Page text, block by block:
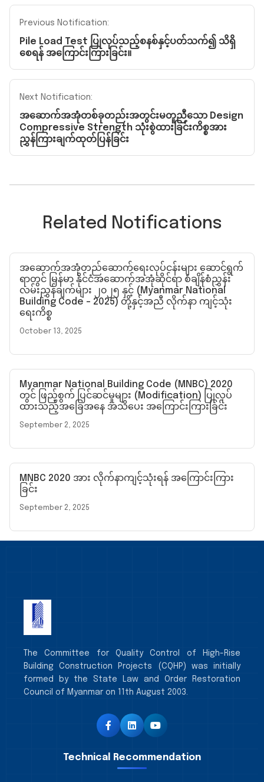
Previous Notification:
Pile Load Test ပြုလုပ်သည့်စနစ်နှင့်ပတ်သက်၍ သိရှိ
စေရန် အကြောင်းကြားခြင်း။
Next Notification:
အဆောက်အအုံတစ်ခုတည်းအတွင်းမတူညီသော Design
Compressive Strength သုံးစွဲထားခြင်းကိစ္စအား
ညွှန်ကြားချက်ထုတ်ပြန်ခြင်း
Related Notifications
အဆောက်အအုံတည်ဆောက်ရေးလုပ်ငန်းများ ဆောင်ရွက်
ရာတွင် မြန်မာ နိုင်ငံအဆောက်အအုံဆိုင်ရာ စံချိန်စံညွှန်း
လမ်းညွှန်ချက်များ ၂၀၂၅ နှင့် (Myanmar National
Building Code – 2025) တို့နှင့်အညီ လိုက်နာ ကျင့်သုံး
ရေးကိစ္စ
October 13, 2025
Myanmar National Building Code (MNBC) 2020
တွင် ဖြည့်စွက် ပြင်ဆင်မှုများ (Modification) ပြုလုပ်
ထားသည့်အခြေအနေ အသိပေး အကြောင်းကြားခြင်း
September 2, 2025
MNBC 2020 အား လိုက်နာကျင့်သုံးရန် အကြောင်းကြား
ခြင်း
September 2, 2025
The Committee for Quality Control of High-Rise
Building Construction Projects (CQHP) was initially
formed by the State Law and Order Restoration
Council of Myanmar on 11th August 2003.
Technical Recommendation